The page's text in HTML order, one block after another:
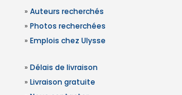
» Auteurs recherchés
» Photos recherchées
» Emplois chez Ulysse
» Délais de livraison
» Livraison gratuite